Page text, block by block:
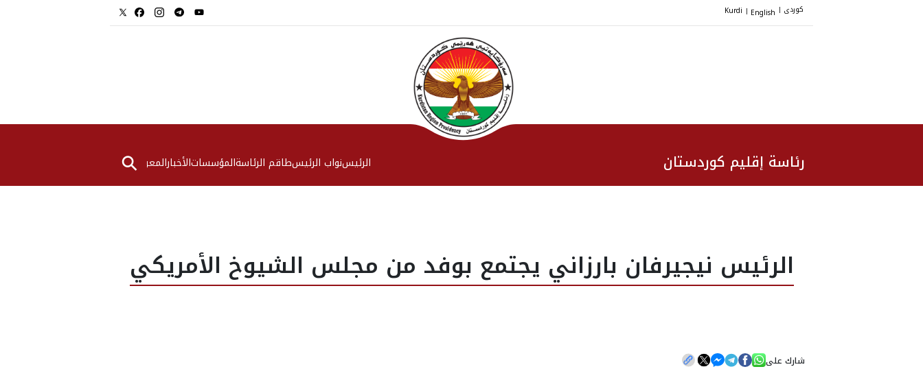
کوردی |
English
|
Kurdi
رئاسة إقليم كوردستان الرئیسنواب الرئيسطاقم الرئاسةالمؤسساتالأخبارالمعرض⚲
الرئيس نيجيرفان بارزاني يجتمع بوفد من مجلس الشيوخ الأمريكي
شارك على